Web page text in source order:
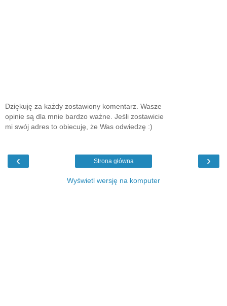
Dziękuję za każdy zostawiony komentarz. Wasze
opinie są dla mnie bardzo ważne. Jeśli zostawicie
mi swój adres to obiecuję, że Was odwiedzę :)
‹ ›
Strona główna
Wyświetl wersję na komputer